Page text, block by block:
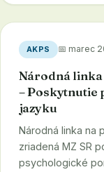
AKPS 📅 marec
Národná
– Poskytnutie
jazyku
Národná linka na
zriadená MZ SR
psychologické